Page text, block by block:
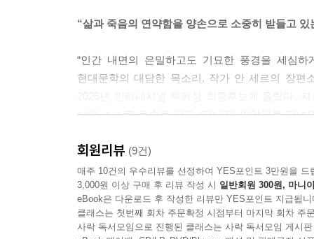
“삶과 죽음의 연약함을 양손으로 소중히 받들고
“인간 내면의 은밀하고도 기묘한 풍경을 세심
현대문학의 대담한 목소리, 작가 안 세르의 장
살에 스스로 목숨을 끊은 ‘파니’의 이야기를 그녀
추억을 세세히 떠올려본다. 소중한 사람을 잃은
이해할 수 없는 세계에 닿아보려는 끈질긴 갈망에
두 사람만의 길고 긴 춤
그럼에도 닿을 수 없던 한 뼘의 거리
회원리뷰 (9건)
매주 10건의 우수리뷰를 선정하여 YES포인트 3만원을 드
3,000원 이상 구매 후 리뷰 작성 시 일반회원 300원, 마니
eBook은 다운로드 후 작성한 리뷰만 YES포인트 지급됩니
클래스는 첫번째 회차 주문확정 시점부터 마지막 회차 주
사락 독서모임으로 진행된 클래스는 사락 독서모임 게시